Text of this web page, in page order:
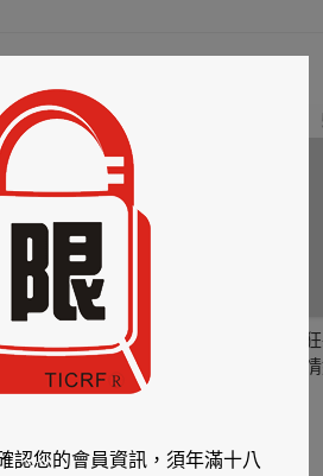
婦～魅惑之
情竊竹心～魅惑之
四
認您的會員資訊，須年滿十八